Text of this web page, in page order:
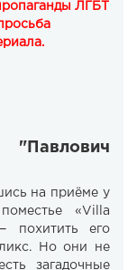
ЛГБТ
"Павлович
на приёме у
«Villa
похитить его
Но они не
загадочные